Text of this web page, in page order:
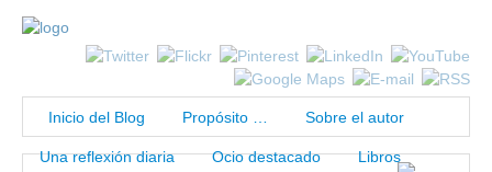
Inicio del Blog Propósito … Sobre el autor
Una reflexión diaria Ocio destacado Libros